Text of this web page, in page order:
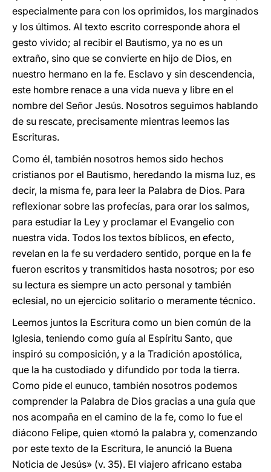
especialmente para con los oprimidos, los marginados
y los últimos. Al texto escrito corresponde ahora el
gesto vivido; al recibir el Bautismo, ya no es un
extraño, sino que se convierte en hijo de Dios, en
nuestro hermano en la fe. Esclavo y sin descendencia,
este hombre renace a una vida nueva y libre en el
nombre del Señor Jesús. Nosotros seguimos hablando
de su rescate, precisamente mientras leemos las
Escrituras.
Como él, también nosotros hemos sido hechos
cristianos por el Bautismo, heredando la misma luz, es
decir, la misma fe, para leer la Palabra de Dios. Para
reflexionar sobre las profecías, para orar los salmos,
para estudiar la Ley y proclamar el Evangelio con
nuestra vida. Todos los textos bíblicos, en efecto,
revelan en la fe su verdadero sentido, porque en la fe
fueron escritos y transmitidos hasta nosotros; por eso
su lectura es siempre un acto personal y también
eclesial, no un ejercicio solitario o meramente técnico.
Leemos juntos la Escritura como un bien común de la
Iglesia, teniendo como guía al Espíritu Santo, que
inspiró su composición, y a la Tradición apostólica,
que la ha custodiado y difundido por toda la tierra.
Como pide el eunuco, también nosotros podemos
comprender la Palabra de Dios gracias a una guía que
nos acompaña en el camino de la fe, como lo fue el
diácono Felipe, quien «tomó la palabra y, comenzando
por este texto de la Escritura, le anunció la Buena
Noticia de Jesús» (v. 35). El viajero africano estaba